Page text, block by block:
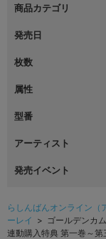
商品カテゴリ
発売日
枚数
属性
型番
アーティスト
発売イベント
らしんばんオンライン（
ーレイ > ゴールデンカ
連動購入特典 第一巻～